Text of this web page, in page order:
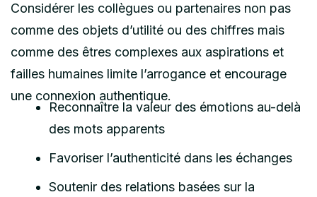
Considérer les collègues ou partenaires non pas
comme des objets d’utilité ou des chiffres mais
comme des êtres complexes aux aspirations et
failles humaines limite l’arrogance et encourage
une connexion authentique.
Reconnaître la valeur des émotions au-delà
des mots apparents
Favoriser l’authenticité dans les échanges
Soutenir des relations basées sur la